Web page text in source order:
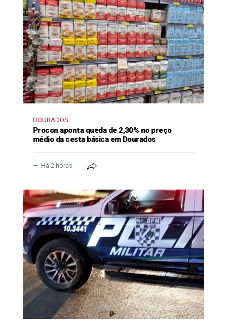
DOURADOS
Procon aponta queda de 2,30% no preço
médio da cesta básica em Dourados
Há 2 horas